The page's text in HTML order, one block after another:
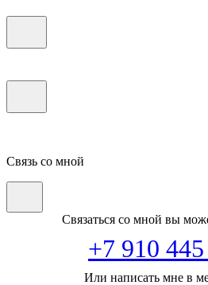
Связь со мной
Связаться со мной вы
+7 910 445
Или написать мне в